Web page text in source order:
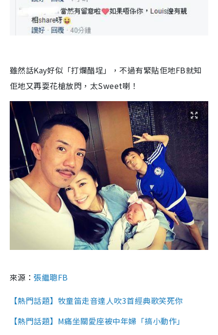
雖然話Kay好似「打爛醋埕」，不過有緊貼佢地FB就知
佢地又再耍花槍放閃，太Sweet喇！
來源：張繼聰FB
【熱門話題】牧童笛走音達人吹3首經典歌笑死你
【熱門話題】M痛坐關愛座被中年婦「搞小動作」